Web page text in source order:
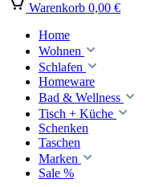
Warenkorb 0,00 €
Home
Wohnen
Schlafen
Homeware
Bad & Wellness
Tisch + Küche
Schenken
Taschen
Marken
Sale %